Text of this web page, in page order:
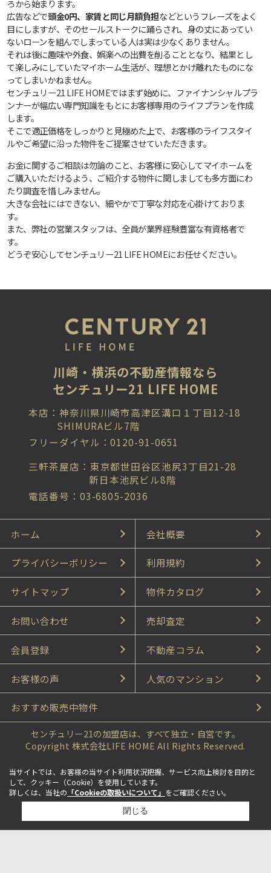
ろから始まります。
広告などで頭金0円、家賃と同じ月額負担などというフレーズをよく
目にしますが、そのセールストークに踊らされ、身の丈にあってい
ないローンを組んでしまっている人は実は少なくありません。
それは後に趣味や外食、娯楽への出費を削ることとなり、結果とし
て楽しみにしていたマイホーム生活が、理想とかけ離れたものにな
ってしまいかねません。
センチュリー21 LIFE HOMEではまず始めに、ファイナンシャルプラ
ンナーが幅広い専門知識をもとにお客様専用のライフプランを作成
します。
そこで適正価格をしっかりと見極めた上で、お客様のライフスタイ
ルやご希望に沿った物件をご提案させていただきます。
お金に関するご相談は勿論のこと、お客様に安心してマイホームを
ご購入いただけるよう、ご紹介する物件に関しましても多方面にわ
たり調査を惜しみません。
大きな会社にはできない、細やかで丁寧な対応を心掛けておりま
す。
また、弊社の営業スタッフは、全員が業界経験豊富な有資格者で
す。
どうぞ安心してセンチュリー21 LIFE HOMEにお任せください。
川崎・横浜の不動産情報なら
センチュリー21 LIFE HOME
本店：神奈川県川崎市高津区溝口１丁目12-18
SHIMURAビル7階
フリーダイヤル：0120-91-0651
三軒茶屋店：東京都世田谷区池尻3丁目21-28
新日本池尻ビル8階
電話番号：03-6805-2036
ホーム 会社概要
プライバシーポリシー 利用規約
サイトマップ 物件カタログ
お問い合わせ 売却査定
会員登録 不動産コラム
お客様の声 人気のマンション
おすすめ販売中物件
センチュリー21の加盟店は、すべて独立・自営です。
Copyright 株式会社LIFE HOME All Rights Reserved.
当サイトでは、お客様の当サイト利用状況把握、サービス向上検討を目的と
して、クッキー（Cookie）を使用しています。
詳しくは、当社の 「Cookieの取扱いについて」 をご確認ください。
閉じる